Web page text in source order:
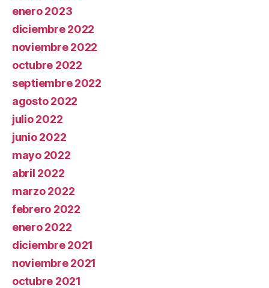
enero 2023
diciembre 2022
noviembre 2022
octubre 2022
septiembre 2022
agosto 2022
julio 2022
junio 2022
mayo 2022
abril 2022
marzo 2022
febrero 2022
enero 2022
diciembre 2021
noviembre 2021
octubre 2021